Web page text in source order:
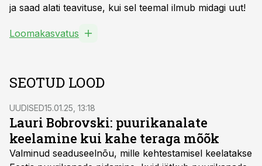
ja saad alati teavituse, kui sel teemal ilmub midagi uut!
Loomakasvatus
SEOTUD LOOD
UUDISED15.01.25, 13:18
Lauri Bobrovski: puurikanalate
keelamine kui kahe teraga mõõk
Valminud seaduseelnõu, mille kehtestamisel keelatakse